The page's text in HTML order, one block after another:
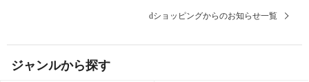
dショッピングからのお知らせ一覧
ジャンルから探す